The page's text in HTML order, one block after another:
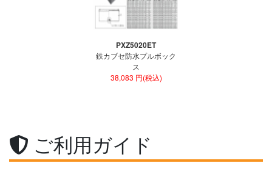
PXZ5020ET
鉄カブセ防水プルボック
ス
38,083 円(税込)
ご利用ガイド